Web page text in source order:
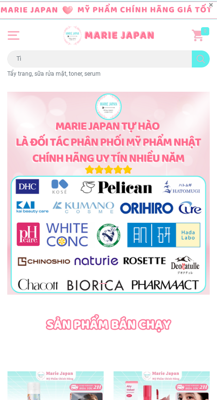
Tẩy trang, sữa rửa mặt, toner, serum
0